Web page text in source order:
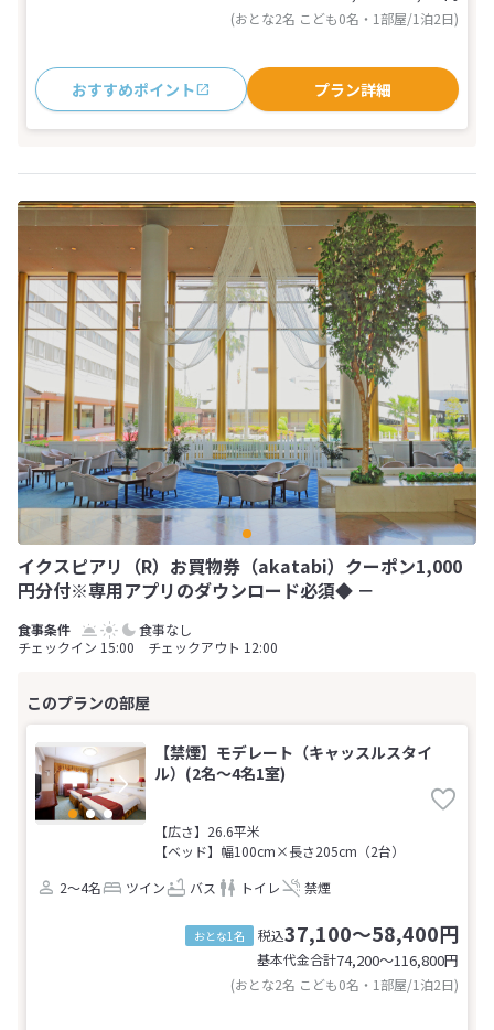
(おとな2名 こども0名・1部屋/1泊2日)
おすすめポイント プラン詳細
イクスピアリ（R）お買物券（akatabi）クーポン1,000
円分付※専用アプリのダウンロード必須◆ －
食事なし
チェックイン 15:00 チェックアウト 12:00
【禁煙】モデレート（キャッスルスタイ
ル）(2名～4名1室)
【広さ】26.6平米
【ベッド】幅100cm×長さ205cm（2台）
2～4名
ツイン バス トイレ 禁煙
おとな1名 税込37,100～58,400円
基本代金合計74,200〜116,800円
(おとな2名 こども0名・1部屋/1泊2日)